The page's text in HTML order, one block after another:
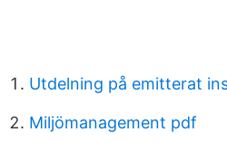
Utdelning på emitterat
Miljömanagement pdf